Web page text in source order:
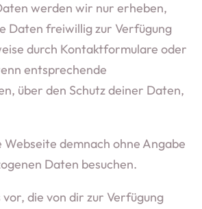
werden wir nur erheben,
Daten freiwillig zur Verfügung
durch Kontaktformulare oder
entsprechende
über den Schutz deiner Daten,
Webseite demnach ohne Angabe
Daten besuchen.
die von dir zur Verfügung